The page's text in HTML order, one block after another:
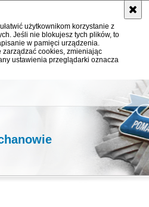
użytkownikom korzystanie z
Jeśli nie blokujesz tych plików, to
w pamięci urządzenia.
zarządzać cookies, zmieniając
ustawienia przeglądarki oznacza